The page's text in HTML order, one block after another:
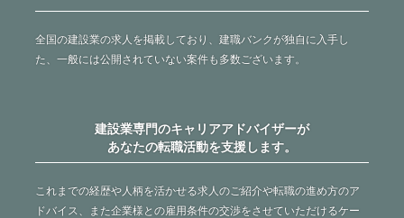
全国の建設業の求人を掲載しており、建職バンクが独自に入手し
た、一般には公開されていない案件も多数ございます。
建設業専門のキャリアアドバイザーが
あなたの転職活動を支援します。
これまでの経歴や人柄を活かせる求人のご紹介や転職の進め方のア
ドバイス、また企業様との雇用条件の交渉をさせていただけるケー